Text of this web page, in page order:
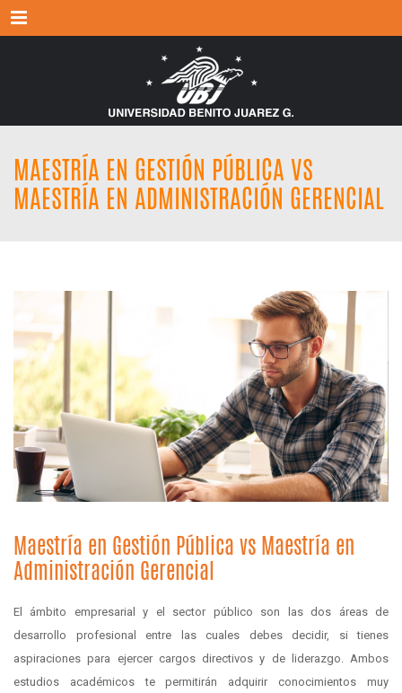
Menu
MAESTRÍA EN GESTIÓN PÚBLICA VS
MAESTRÍA EN ADMINISTRACIÓN GERENCIAL
Maestría en Gestión Pública vs Maestría en
Administración Gerencial
El ámbito empresarial y el sector público son las dos áreas de
desarrollo profesional entre las cuales debes decidir, si tienes
aspiraciones para ejercer cargos directivos y de liderazgo. Ambos
estudios académicos te permitirán adquirir conocimientos muy